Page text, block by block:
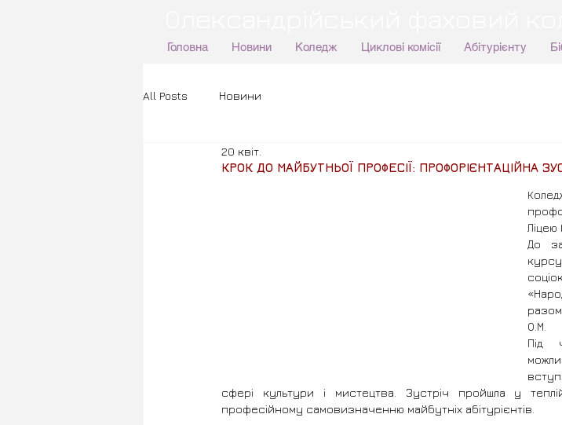
Головна Новини Коледж Циклові комісії Абітурієнту
All Posts Новини
КРОК ДО МАЙБУТНЬОЇ ПРОФЕСІЇ: ПРОФОРІЄНТАЦІЙНА
20 квіт.
До
О.М.
Під
сфері культури і мистецтва. Зустріч пройшла у
професійному самовизначенню майбутніх абітурієнтів.